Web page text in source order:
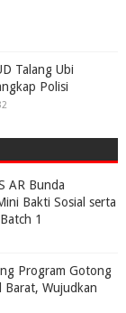
Talang Ubi
Polisi
AR Bunda
Bakti Sosial serta
1
Program Gotong
Wujudkan